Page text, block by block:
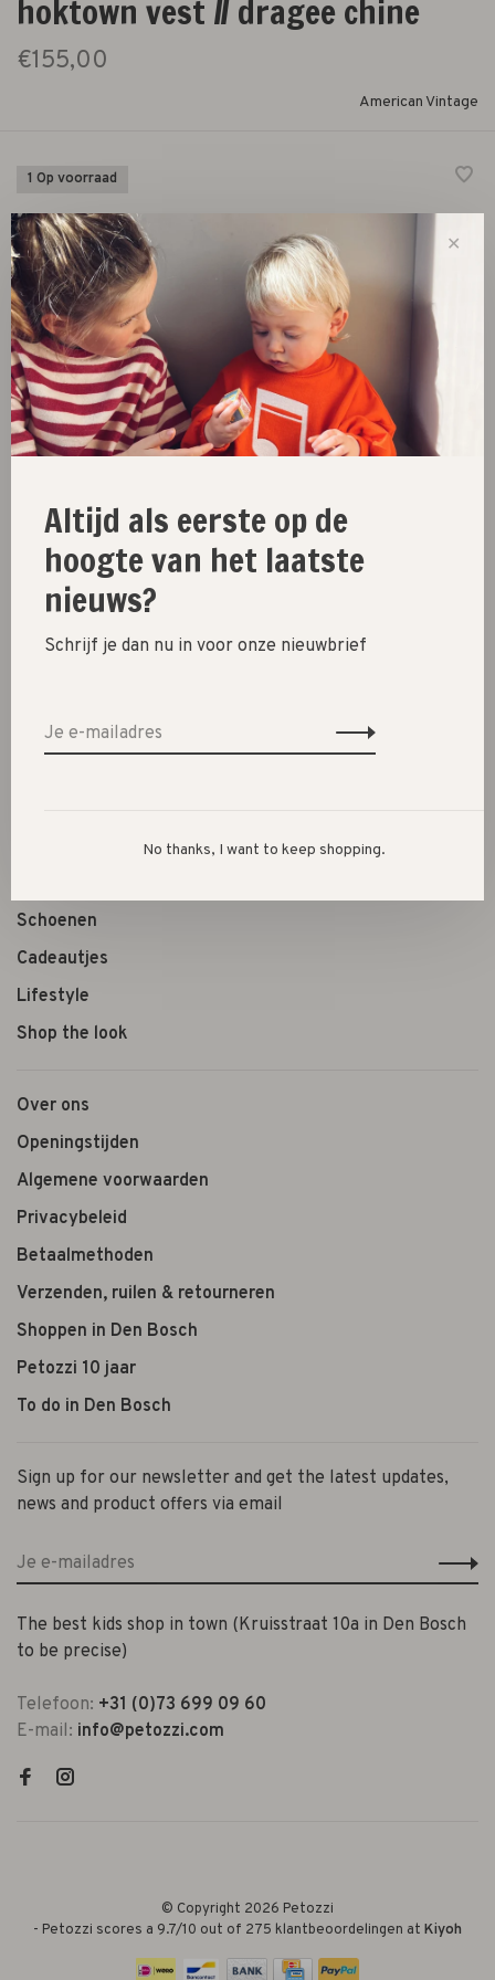
hoktown vest // dragee chine
€155,00
American Vintage
1 Op voorraad
rose teddy jas
Size :
5 7 9 11 3
Aantal: +
-
Size guide
Schoenen
Cadeautjes
Lifestyle
Shop the look
Over ons
Openingstijden
Algemene voorwaarden
Privacybeleid
Betaalmethoden
Verzenden, ruilen & retourneren
Shoppen in Den Bosch
Petozzi 10 jaar
To do in Den Bosch
Sign up for our newsletter and get the latest updates,
news and product offers via email
The best kids shop in town (Kruisstraat 10a in Den Bosch
to be precise)
Telefoon: +31 (0)73 699 09 60
E-mail: info@petozzi.com
© Copyright 2026 Petozzi
- Petozzi scores a 9.7/10 out of 275 klantbeoordelingen at Kiyoh
✕
Altijd als eerste op de
hoogte van het laatste
nieuws?
Schrijf je dan nu in voor onze nieuwbrief
No thanks, I want to keep shopping.